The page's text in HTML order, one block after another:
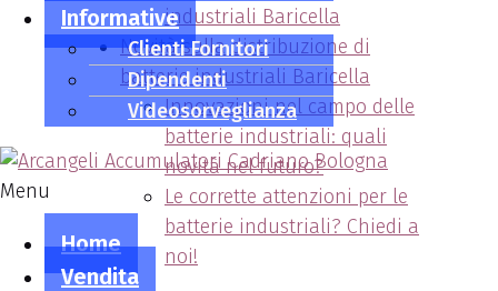
Informative
Clienti Fornitori
Dipendenti
Videosorveglianza
Menu
Home
Vendita
industriali Baricella
Novità sulla distribuzione di
batterie industriali Baricella
Innovazioni nel campo delle
batterie industriali: quali
novità nel futuro?
Le corrette attenzioni per le
batterie industriali? Chiedi a
noi!